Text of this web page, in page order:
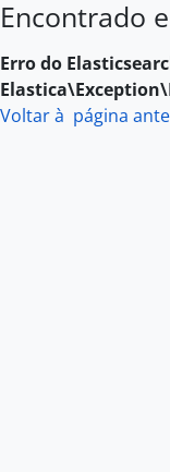
Skip to main content
Encontrado
Erro do
Voltar à página